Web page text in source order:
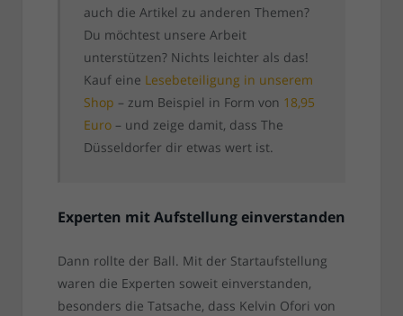
auch die Artikel zu anderen Themen?
Du möchtest unsere Arbeit
unterstützen? Nichts leichter als das!
Kauf eine Lesebeteiligung in unserem
Shop – zum Beispiel in Form von 18,95
Euro– und zeige damit, dass The
Düsseldorfer dir etwas wert ist.
Experten mit Aufstellung einverstanden
Dann rollte der Ball. Mit der Startaufstellung
waren die Experten soweit einverstanden,
besonders die Tatsache, dass Kelvin Ofori von